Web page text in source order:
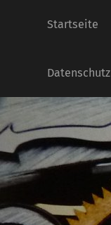
Startseite
Datenschutz